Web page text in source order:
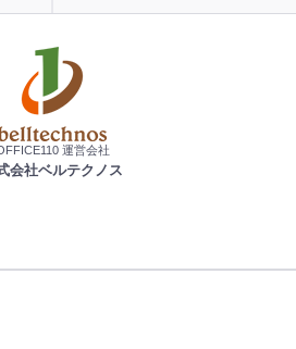
SAXA 12台 導入のお問い合わせ
Panasonic 4台 導入のお問い合わ
とうございます。
ン NEC 13台 導入のお問い合わせ
ン HITACHI 9台 導入のお問い合わ
運営会社
会社ベルテクノス